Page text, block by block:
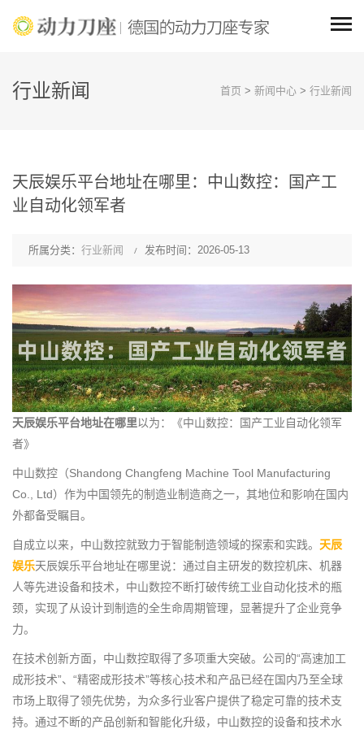
行业新闻 首页 > 新闻中心 > 行业新闻
天辰娱乐平台地址在哪里：中山数控：国产工
业自动化领军者
所属分类： 行业新闻 发布时间：2026-05-13
天辰娱乐平台地址在哪里以为：《中山数控：国产工业自动化领军
者》
中山数控（Shandong Changfeng Machine Tool Manufacturing
Co., Ltd）作为中国领先的制造业制造商之一，其地位和影响在国内
外都备受瞩目。
自成立以来，中山数控就致力于智能制造领域的探索和实践。 天辰
娱乐天辰娱乐平台地址在哪里说：通过自主研发的数控机床、机器
人等先进设备和技术，中山数控不断打破传统工业自动化技术的瓶
颈，实现了从设计到制造的全生命周期管理，显著提升了企业竞争
力。
在技术创新方面，中山数控取得了多项重大突破。公司的“高速加工
成形技术”、“精密成形技术”等核心技术和产品已经在国内乃至全球
市场上取得了领先优势，为众多行业客户提供了稳定可靠的技术支
持。通过不断的产品创新和智能化升级，中山数控的设备和技术水